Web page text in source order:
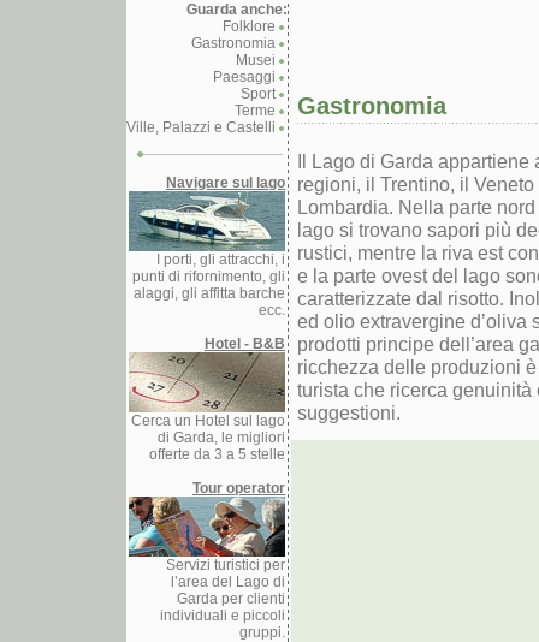
Guarda anche:
Folklore
Gastronomia
Musei
Paesaggi
Sport
Terme
Ville, Palazzi e Castelli
Navigare sul lago
I porti, gli attracchi, i
punti di rifornimento, gli
alaggi, gli affitta barche
ecc.
Hotel - B&B
Cerca un Hotel sul lago
di Garda, le migliori
offerte da 3 a 5 stelle
Tour operator
Servizi turistici per
l’area del Lago di
Garda per clienti
individuali e piccoli
gruppi.
Gastronomia
Il Lago di Garda appartiene
regioni, il Trentino, il Veneto
Lombardia. Nella parte
lago si trovano sapori più
rustici, mentre la riva est
e la parte ovest del lago
caratterizzate dal risotto.
ed olio extravergine d’oliva
prodotti principe dell’area
ricchezza delle produzioni
turista che ricerca
suggestioni.